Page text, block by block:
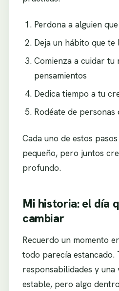
Perdona a alguien
Deja un hábito que te
Comienza a cuidar tu
pensamientos
Dedica tiempo a tu
Rodéate de personas
Cada uno de estos
pequeño, pero juntos
profundo.
Mi historia: el día
cambiar
Recuerdo un momento
todo parecía estancado.
responsabilidades y
estable, pero algo